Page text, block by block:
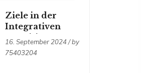
Ziele in der
Integrativen
Kognitiven
Verhaltenstherapie:
16. September 2024 / by
75403204